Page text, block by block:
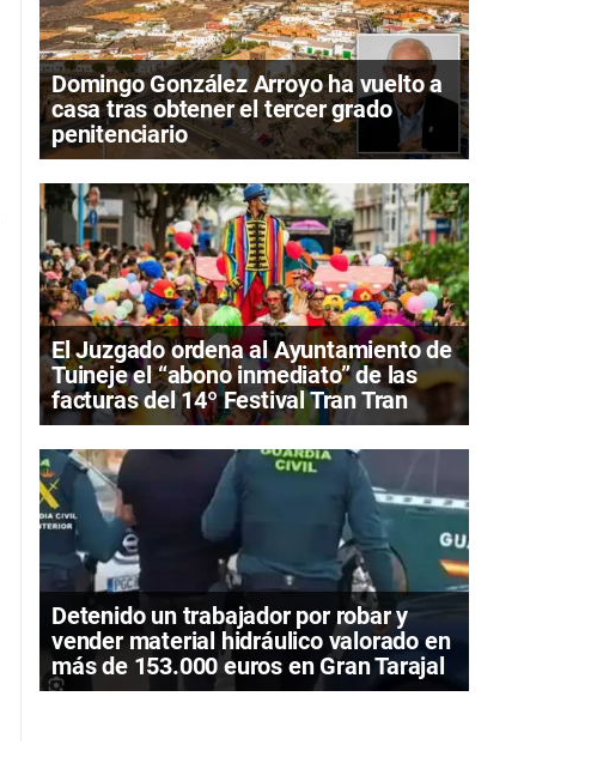
Domingo González Arroyo ha vuelto a
casa tras obtener el tercer grado
penitenciario
El Juzgado ordena al Ayuntamiento de
Tuineje el “abono inmediato” de las
facturas del 14º Festival Tran Tran
Detenido un trabajador por robar y
vender material hidráulico valorado en
más de 153.000 euros en Gran Tarajal